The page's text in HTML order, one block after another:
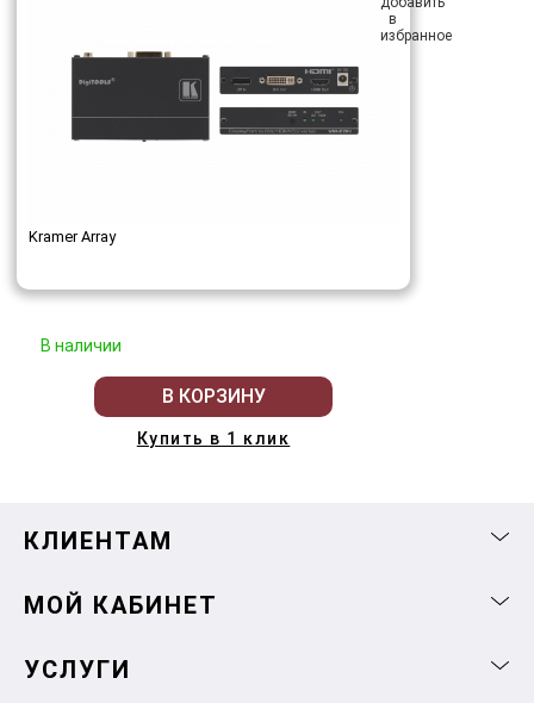
Kramer Array
В наличии
В КОРЗИНУ
Купить в 1 клик
КЛИЕНТАМ
МОЙ КАБИНЕТ
УСЛУГИ